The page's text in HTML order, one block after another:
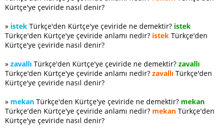
Kürtçe'ye çeviride nasıl denir?
» istek Türkçe'den Kürtçe'ye çeviride ne demektir? istek
Türkçe'den Kürtçe'ye çeviride anlamı nedir? istek Türkçe'den
Kürtçe'ye çeviride nasıl denir?
» zavallı Türkçe'den Kürtçe'ye çeviride ne demektir? zavallı
Türkçe'den Kürtçe'ye çeviride anlamı nedir? zavallı Türkçe'den
Kürtçe'ye çeviride nasıl denir?
» mekan Türkçe'den Kürtçe'ye çeviride ne demektir? mekan
Türkçe'den Kürtçe'ye çeviride anlamı nedir? mekan Türkçe'den
Kürtçe'ye çeviride nasıl denir?